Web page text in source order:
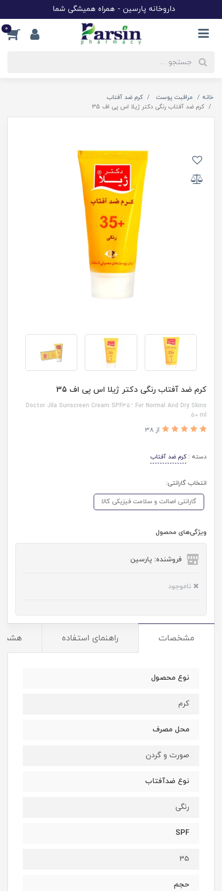
داروخانه پارسین - همراه همیشگی شما
0
خانه مراقبت پوست
کرم ضد آفتاب
کرم ضد آفتاب رنگی دکتر ژیلا اس پی اف 35
کرم ضد آفتاب رنگی دکتر ژیلا اس پی اف 35
Doctor Jila Sunscreen Cream SPF۳۵⁺ For Normal And Dry Skins
۵۰ ml
از 38
دسته :کرم ضد آفتاب
انتخاب گارانتی:
گارانتی اصالت و سلامت فیزیکی کالا
ویژگی‌های محصول
فروشنده: پارسین
ناموجود
مشخصات راهنمای استفاده
نوع محصول
کرم
محل مصرف
صورت و گردن
نوع ضدآفتاب
رنگی
SPF
35
حجم